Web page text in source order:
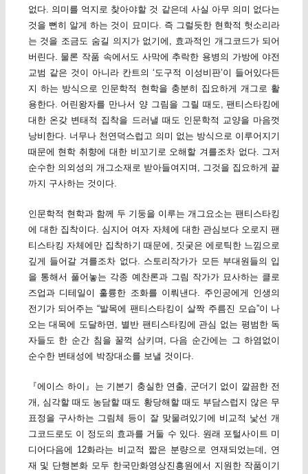
없다. 의미를 억지로 찾아야할 것 같은데 사실 아무 의미 없다는
것을 뻔히 알게 하는 것이 묘미다. 즉 그럴듯한 현학적 헛소리라
는 것을 조금도 숨길 의지가 없기에, 효과적인 개그코드가 되어
버린다. 물론 작품 속에서도 사막에 추락한 용병의 가방에 야전
교범 같은 것이 아니라 칸트의 ‘도구적 이성비판’이 들어있다든
지 하는 방식으로 인문학적 현학을 충분히 집요하게 개그로 활
용한다. 어린왕자를 만나서 양 그림을 그릴 때도, 팬티스타킹에
대한 온갖 변태적 집착을 드러낼 때도 인문학적 교양을 마음껏
낭비한다. 너무나 천연덕스럽고 의미 없는 방식으로 이루어지기
때문에 현학 취향에 대한 비꼬기로 오해할 겨를조차 없다. 그저
순수한 의외성의 개그소재로 받아들여지며, 그것을 집요하게 끝
까지 구사하는 것이다.
인문학적 현학과 함께 두 기둥을 이루는 개그요소는 팬티스타킹
에 대한 집착이다. 심지어 여자 자체에 대한 관심보다 오로지 팬
티스타킹 자체에만 집착하기 때문에, 짓궂은 에로틱한 느낌으로
깊게 들어갈 겨를조차 없다. 스토리작가가 모든 부대원들의 입
을 통해서 풀어놓는 각종 예찬론과 그림 작가가 묘사하는 클로
즈업과 디테일이 훌륭한 조화를 이뤄낸다. 주인공에게 인생의
전기가 되어주는 “발목에 팬티스타킹이 살짝 주름진 모습”이 나
오는 대목에 도달하면, 별반 팬티스타킹에 관심 없는 평범한 독
자들도 한 순간 침을 꿀꺽 삼키며, 다음 순간에는 그 하염없이
순수한 변태성에 박장대소를 보낼 것이다.
『에이스 하이』는 기본기 충실한 연출, 군더기 없이 깔끔한 전
개, 심각할 때도 농담할 때도 황당해할 때도 부담스럽지 않은 무
표정을 구사하는 그림체 등이 잘 맞물려있기에 비교적 낯선 개
그코드로도 이 정도의 효과를 거둘 수 있다. 원래 포털사이트 미
디어다음에 12화라는 비교적 짧은 분량으로 연재되었는데, 연
재 및 단행본화 모두 한국만화영상진흥원에서 지원한 작품이기